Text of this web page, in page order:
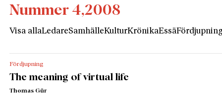
Nummer 4,2008
Visa allaLedareSamhälleKulturKrönikaEssä
Fördjupning
The meaning of virtual life
Thomas Gür